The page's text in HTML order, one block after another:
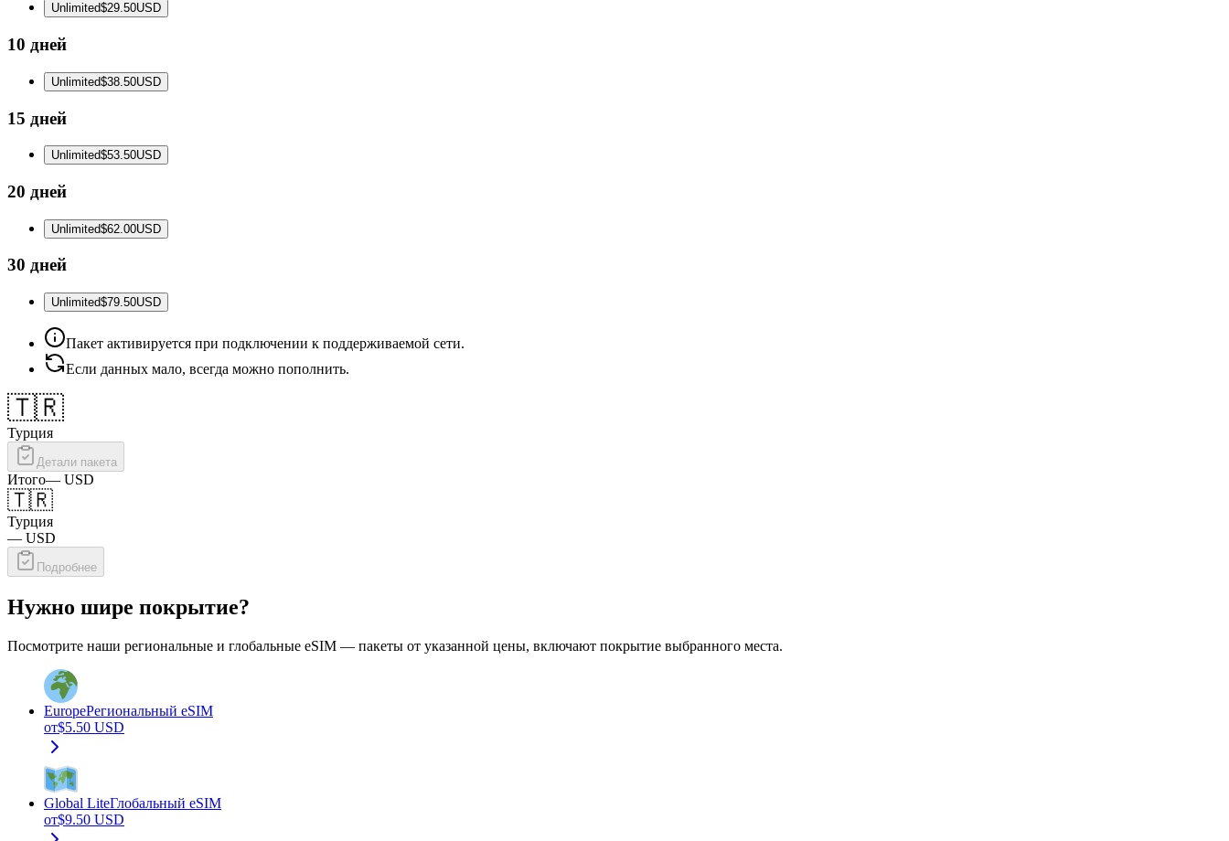
Unlimited$29.50USD
10 дней
Unlimited$38.50USD
15 дней
Unlimited$53.50USD
20 дней
Unlimited$62.00USD
30 дней
Unlimited$79.50USD
Пакет активируется при подключении к поддерживаемой сети.
Если данных мало, всегда можно пополнить.
🇹🇷
Турция
Детали пакета
Итого— USD
🇹🇷
Турция
— USD
Подробнее
Нужно шире покрытие?
Посмотрите наши региональные и глобальные eSIM — пакеты от указанной цены, включают покрытие выбранного места.
EuropeРегиональный eSIM
от$5.50 USD
Global LiteГлобальный eSIM
от$9.50 USD